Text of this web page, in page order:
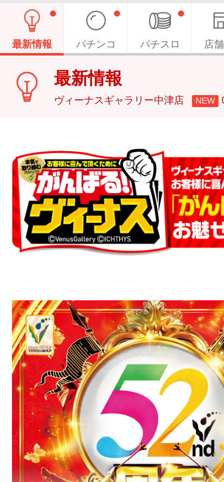
最新情報 パチンコ パチスロ 店
最新情報
ヴィーナスギャラリー中津店 NEW